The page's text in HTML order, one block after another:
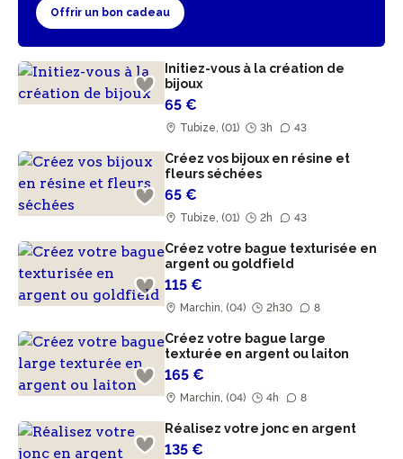
Offrir un bon cadeau
Initiez-vous à la création de
bijoux
65 €
Tubize, (01) 3h 43
Créez vos bijoux en résine et
fleurs séchées
65 €
Tubize, (01) 2h 43
Créez votre bague texturisée en
argent ou goldfield
115 €
Marchin, (04) 2h30 8
Créez votre bague large
texturée en argent ou laiton
165 €
Marchin, (04) 4h 8
Réalisez votre jonc en argent
135 €